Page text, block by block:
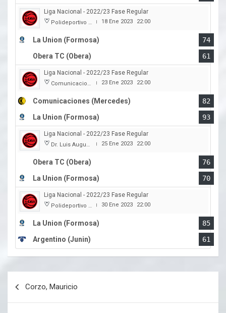
Liga Nacional - 2022/23 Fase Regular
Polideportivo Cincuentenario | 18 Ene 2023 22:00
La Union (Formosa)
74
Obera TC (Obera)
61
Liga Nacional - 2022/23 Fase Regular
Comunicaciones | 23 Ene 2023 22:00
Comunicaciones (Mercedes)
82
La Union (Formosa)
93
Liga Nacional - 2022/23 Fase Regular
Dr. Luis Augusto Derna | 25 Ene 2023 22:00
Obera TC (Obera)
76
La Union (Formosa)
70
Liga Nacional - 2022/23 Fase Regular
Polideportivo Cincuentenario | 30 Ene 2023 22:00
La Union (Formosa)
85
Argentino (Junin)
61
Corzo, Mauricio